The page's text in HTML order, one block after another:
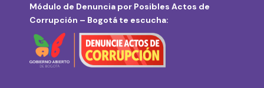
Módulo de Denuncia por Posibles Actos de
Corrupción – Bogotá te escucha: